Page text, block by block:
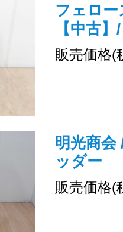
フェロ
【中古
販売価格(
明光商会
ッダー
販売価格(